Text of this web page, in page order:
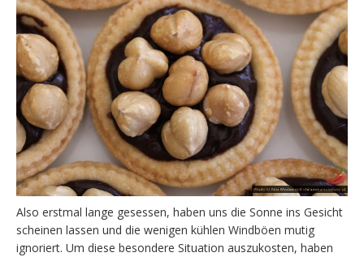
Also erstmal lange gesessen, haben uns die Sonne ins Gesicht
scheinen lassen und die wenigen kühlen Windböen mutig
ignoriert. Um diese besondere Situation auszukosten, haben